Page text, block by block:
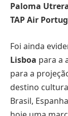
Paloma
TAP Air
Foi ainda
Lisboa para a
para a
destino
Brasil,